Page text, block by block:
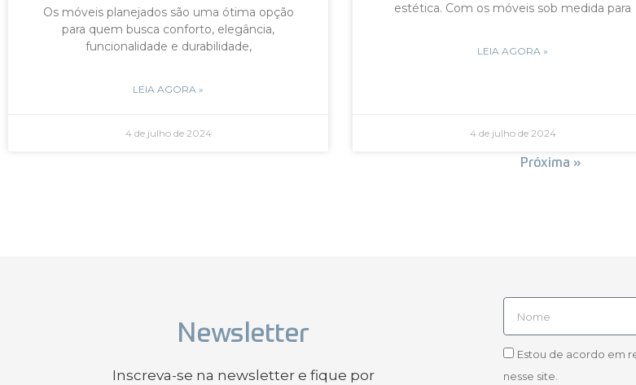
Os móveis planejados são uma ótima opção
para quem busca conforto, elegância,
funcionalidade e durabilidade,
LEIA AGORA »
4 de julho de 2024
estética. Com os móveis sob medida para
LEIA AGORA »
4 de julho de 2024
Próxima »
Newsletter
Inscreva-se na newsletter e fique por
Estou de acordo em
nesse site.